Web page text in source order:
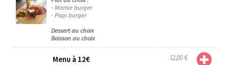
- Mamie burger
- Papi burger
Dessert au choix
Boisson au choix
Menu à 12€ 12,00€